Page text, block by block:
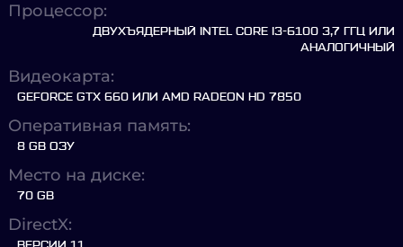
Процессор:
ДВУХЪЯДЕРНЫЙ INTEL CORE I3-6100 3,7 ГГЦ ИЛИ
АНАЛОГИЧНЫЙ
Видеокарта:
GEFORCE GTX 660 ИЛИ AMD RADEON HD 7850
Оперативная память:
8 GB ОЗУ
Место на диске:
70 GB
DirectX: